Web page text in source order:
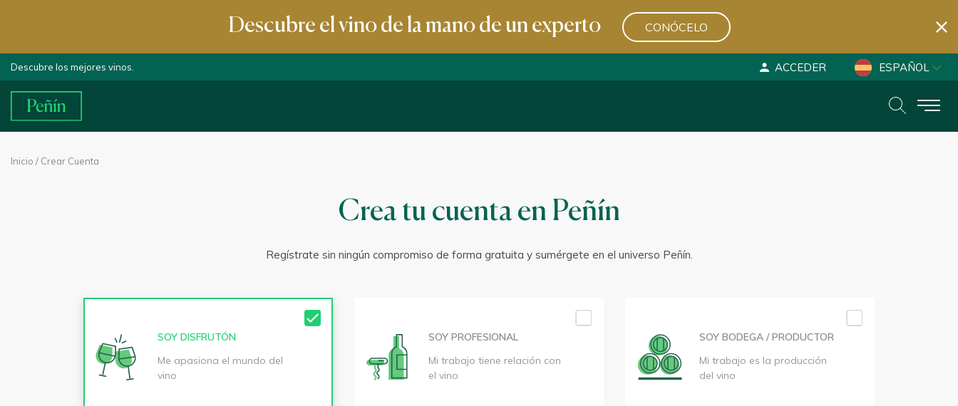
Descubre el vino de la mano de un experto CONÓCELO
Descubre los mejores vinos. ACCEDER ESPAÑOL
ENGLISH
Inicio / Crear Cuenta
Crea tu cuenta en Peñín
Regístrate sin ningún compromiso de forma gratuita y sumérgete en el universo Peñín.
SOY DISFRUTÓN
Me apasiona el mundo del
vino
SOY PROFESIONAL
Mi trabajo tiene relación con
el vino
SOY BODEGA / PRODUCTOR
Mi trabajo es la producción
del vino